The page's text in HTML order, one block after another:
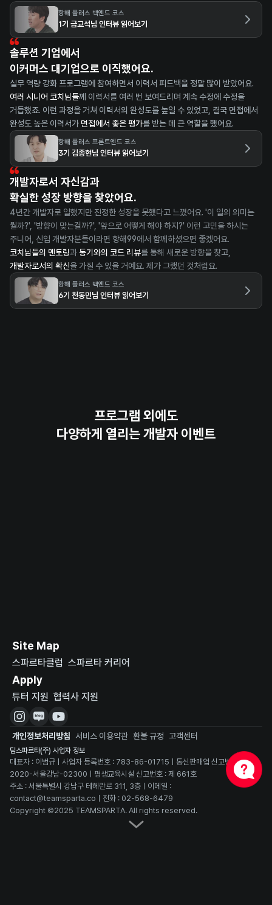
항해 플러스 백엔드 코스
1기 금교석님 인터뷰 읽어보기
솔루션 기업에서
이커머스 대기업으로 이직했어요.
여러 시니어 코치님들께 이력서를 여러 번 보여드리며 계속 수정에 수정을
거듭했죠. 이런 과정을 거쳐 이력서의 완성도를 높일 수 있었고, 결국 면접에서
완성도 높은 이력서가 면접에서 좋은 평가를 받는 데 큰 역할을 했어요.
항해 플러스 프론트엔드 코스
3기 김종현님 인터뷰 읽어보기
개발자로서 자신감과
확실한 성장 방향을 찾았어요.
4년간 개발자로 일했지만 진정한 성장을 못했다고 느꼈어요. '이 일의 의미는
뭘까?', '방향이 맞는걸까?', '앞으로 어떻게 해야 하지?' 이런 고민을 하시는
코치님들의 멘토링과 동기와의 코드 리뷰
개발자로서의 확신을 가질 수 있을 거예요. 제가 그랬던 것처럼요.
항해 플러스 백엔드 코스
6기 천동민님 인터뷰 읽어보기
프로그램 외에도
다양하게 열리는 개발자 이벤트
Site Map
스파르타클럽 스파르타 커리어
Apply
튜터 지원 협력사 지원
개인정보처리방침 서비스 이용약관 환불 규정 고객센터
팀스파르타(주) 사업자 정보
대표자 : 이범규ㅣ사업자 등록번호 : 783-86-01715ㅣ통신판매업 신고번호 :
2020-서울강남-02300ㅣ평생교육시설 신고번호 : 제 661호
주소 : 서울특별시 강남구 테헤란로 311, 3층ㅣ이메일 :
contact@teamsparta.coㅣ전화 : 02-568-6479
Copyright ©2025 TEAMSPARTA. All rights reserved.